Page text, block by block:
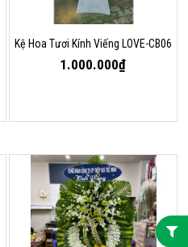
Kệ Hoa Tươi Kính Viếng LOVE-CB06
1.000.000₫